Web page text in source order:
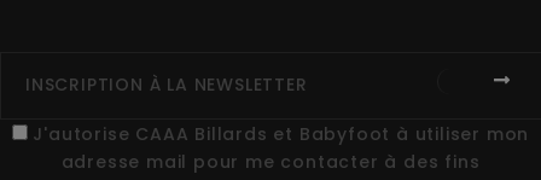
J'autorise CAAA Billards et Babyfoot à utiliser mon
adresse mail pour me contacter à des fins